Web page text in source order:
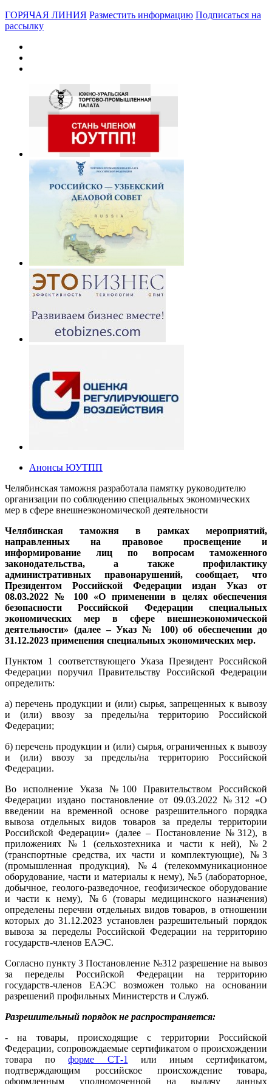
ГОРЯЧАЯ ЛИНИЯ Разместить информацию Подписаться на
рассылку
Анонсы ЮУТПП
Челябинская таможня разработала памятку руководителю
организации по соблюдению специальных экономических
мер в сфере внешнеэкономической деятельности
Челябинская таможня в рамках мероприятий,
направленных на правовое просвещение и
информирование лиц по вопросам таможенного
законодательства, а также профилактику
административных правонарушений, сообщает, что
Президентом Российской Федерации издан Указ от
08.03.2022 № 100 «О применении в целях обеспечения
безопасности Российской Федерации специальных
экономических мер в сфере внешнеэкономической
деятельности» (далее – Указ № 100) об обеспечении до
31.12.2023 применения специальных экономических мер.
Пунктом 1 соответствующего Указа Президент Российской
Федерации поручил Правительству Российской Федерации
определить:
а) перечень продукции и (или) сырья, запрещенных к вывозу
и (или) ввозу за пределы/на территорию Российской
Федерации;
б) перечень продукции и (или) сырья, ограниченных к вывозу
и (или) ввозу за пределы/на территорию Российской
Федерации.
Во исполнение Указа №100 Правительством Российской
Федерации издано постановление от 09.03.2022 №312 «О
введении на временной основе разрешительного порядка
вывоза отдельных видов товаров за пределы территории
Российской Федерации» (далее – Постановление №312), в
приложениях №1 (сельхозтехника и части к ней), №2
(транспортные средства, их части и комплектующие), №3
(промышленная продукция), №4 (телекоммуникационное
оборудование, части и материалы к нему), №5 (лабораторное,
добычное, геолого-разведочное, геофизическое оборудование
и части к нему), №6 (товары медицинского назначения)
определены перечни отдельных видов товаров, в отношении
которых до 31.12.2023 установлен разрешительный порядок
вывоза за переделы Российской Федерации на территорию
государств-членов ЕАЭС.
Согласно пункту 3 Постановление №312 разрешение на вывоз
за переделы Российской Федерации на территорию
государств-членов ЕАЭС возможен только на основании
разрешений профильных Министерств и Служб.
Разрешительный порядок не распространяется:
- на товары, происходящие с территории Российской
Федерации, сопровождаемые сертификатом о происхождении
товара поформе СТ-1
или иным сертификатом,
подтверждающим российское происхождение товара,
оформленным уполномоченной на выдачу данных